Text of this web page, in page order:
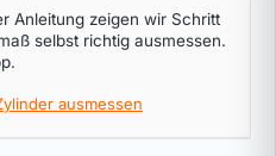
Anleitung zeigen wir Schritt
selbst richtig ausmessen.
ausmessen